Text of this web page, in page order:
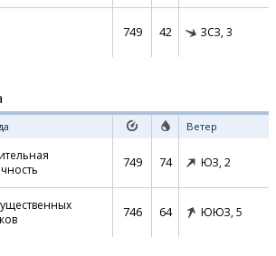
749 42 ЗСЗ, 3
Ветер
749 74 ЮЗ, 2
746 64 ЮЮЗ, 5